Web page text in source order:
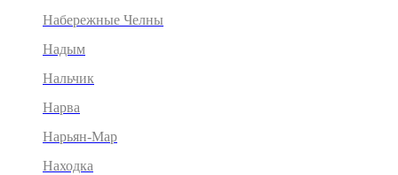
Набережные Челны
Надым
Нальчик
Нарва
Нарьян-Мар
Находка